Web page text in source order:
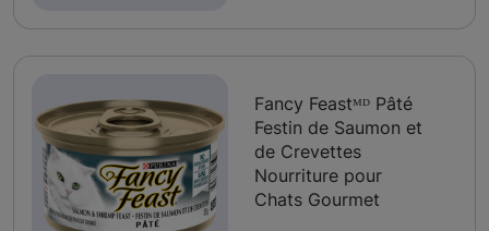
Fancy Feastᴹᴰ Pâté
Festin de Saumon et
de Crevettes
Nourriture pour
Chats Gourmet